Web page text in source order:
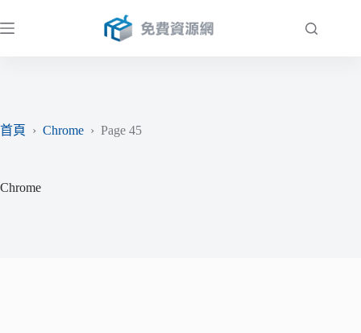
至
首頁
› Chrome › Page 45
Chrome